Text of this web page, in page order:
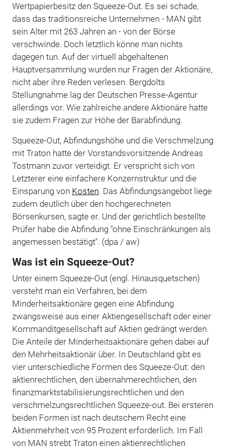
Wertpapierbesitz den Squeeze-Out. Es sei schade,
dass das traditionsreiche Unternehmen - MAN gibt
sein Alter mit 263 Jahren an - von der Börse
verschwinde. Doch letztlich könne man nichts
dagegen tun. Auf der virtuell abgehaltenen
Hauptversammlung wurden nur Fragen der Aktionäre,
nicht aber ihre Reden verlesen. Bergdolts
Stellungnahme lag der Deutschen Presse-Agentur
allerdings vor. Wie zahlreiche andere Aktionäre hatte
sie zudem Fragen zur Höhe der Barabfindung.
Squeeze-Out, Abfindungshöhe und die Verschmelzung
mit Traton hatte der Vorstandsvorsitzende Andreas
Tostmann zuvor verteidigt. Er verspricht sich von
Letzterer eine einfachere Konzernstruktur und die
Einsparung von Kosten. Das Abfindungsangebot liege
zudem deutlich über den hochgerechneten
Börsenkursen, sagte er. Und der gerichtlich bestellte
Prüfer habe die Abfindung "ohne Einschränkungen als
angemessen bestätigt". (dpa / aw)
Was ist ein Squeeze-Out?
Unter einem Squeeze-Out (engl. Hinausquetschen)
versteht man ein Verfahren, bei dem
Minderheitsaktionäre gegen eine Abfindung
zwangsweise aus einer Aktiengesellschaft oder einer
Kommanditgesellschaft auf Aktien gedrängt werden.
Die Anteile der Minderheitsaktionäre gehen dabei auf
den Mehrheitsaktionär über. In Deutschland gibt es
vier unterschiedliche Formen des Squeeze-Out: den
aktienrechtlichen, den übernahmerechtlichen, den
finanzmarktstabilisierungsrechtlichen und den
verschmelzungsrechtlichen Squeeze-out. Bei ersteren
beiden Formen ist nach deutschem Recht eine
Aktienmehrheit von 95 Prozent erforderlich. Im Fall
von MAN strebt Traton einen aktienrechtlichen